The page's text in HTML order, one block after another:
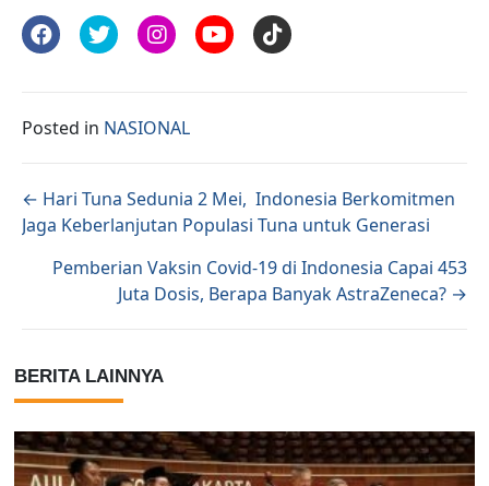
Posted in NASIONAL
Posts navigation
← Hari Tuna Sedunia 2 Mei, Indonesia Berkomitmen
Jaga Keberlanjutan Populasi Tuna untuk Generasi
Pemberian Vaksin Covid-19 di Indonesia Capai 453
Juta Dosis, Berapa Banyak AstraZeneca? →
BERITA LAINNYA